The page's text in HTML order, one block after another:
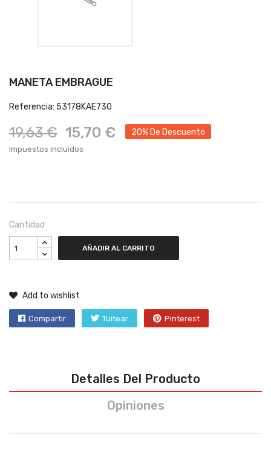
MANETA EMBRAGUE
Referencia: 53178KAE730
19,63 € 15,70 € 20% De Descuento
Impuestos incluidos
Cantidad
AÑADIR AL CARRITO
Add to wishlist
Compartir Tuitear Pinterest
Detalles Del Producto
Opiniones